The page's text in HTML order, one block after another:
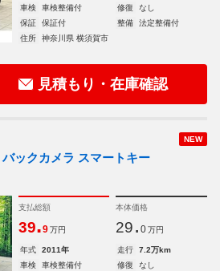
車検
車検整備付 修復
なし
保証
保証付 整備
法定整備付
住所
神奈川県 横須賀市
見積もり・在庫確認
NEW
ックカメラ スマートキー
支払総額
39.9 万円
本体価格
29. 0 万円
年式 2011年 走行
7.2万km
車検
車検整備付 修復
なし